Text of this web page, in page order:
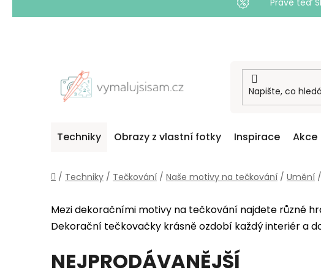
Právě teď
Techniky Obrazy z vlastní fotky Inspirace Akce
Domů
/ Techniky / Tečkování / Naše motivy na tečkování / Umění /
Mezi dekoračními motivy na tečkování najdete různé
Dekorační tečkovačky krásně ozdobí každý interiér a
NEJPRODÁVANĚJŠÍ